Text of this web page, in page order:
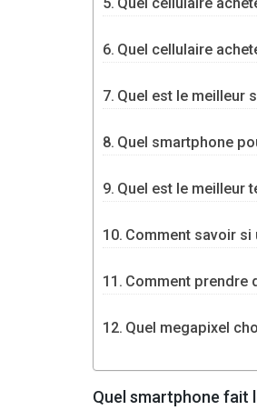
Quel cellulaire
Quel est le meilleur
Quel smartphone
Quel est le meilleur
Comment savoir si
Comment prendre
Quel megapixel
Quel smartphone fait